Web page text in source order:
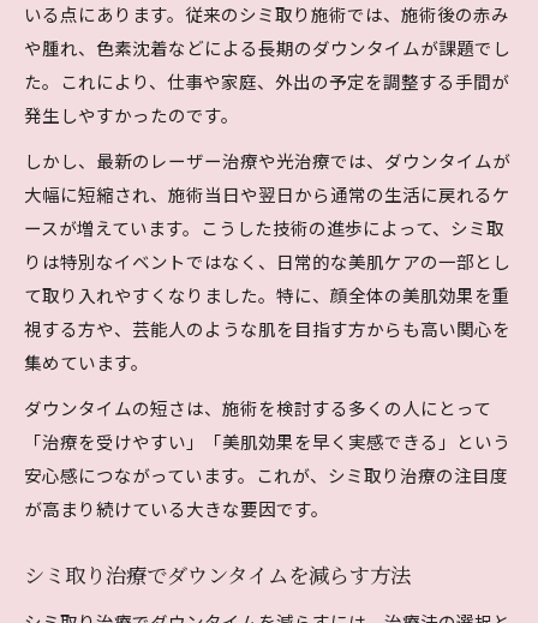
いる点にあります。従来のシミ取り施術では、施術後の赤み
や腫れ、色素沈着などによる長期のダウンタイムが課題でし
た。これにより、仕事や家庭、外出の予定を調整する手間が
発生しやすかったのです。
しかし、最新のレーザー治療や光治療では、ダウンタイムが
大幅に短縮され、施術当日や翌日から通常の生活に戻れるケ
ースが増えています。こうした技術の進歩によって、シミ取
りは特別なイベントではなく、日常的な美肌ケアの一部とし
て取り入れやすくなりました。特に、顔全体の美肌効果を重
視する方や、芸能人のような肌を目指す方からも高い関心を
集めています。
ダウンタイムの短さは、施術を検討する多くの人にとって
「治療を受けやすい」「美肌効果を早く実感できる」という
安心感につながっています。これが、シミ取り治療の注目度
が高まり続けている大きな要因です。
シミ取り治療でダウンタイムを減らす方法